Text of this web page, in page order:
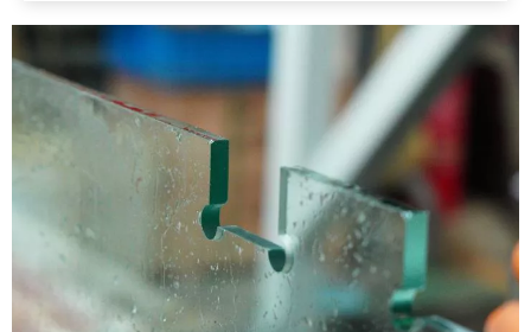
MEMS Manufacturing Research Institute, das sich auf Wafer
Semiconductor Cut-Forschung spezialisiert hat